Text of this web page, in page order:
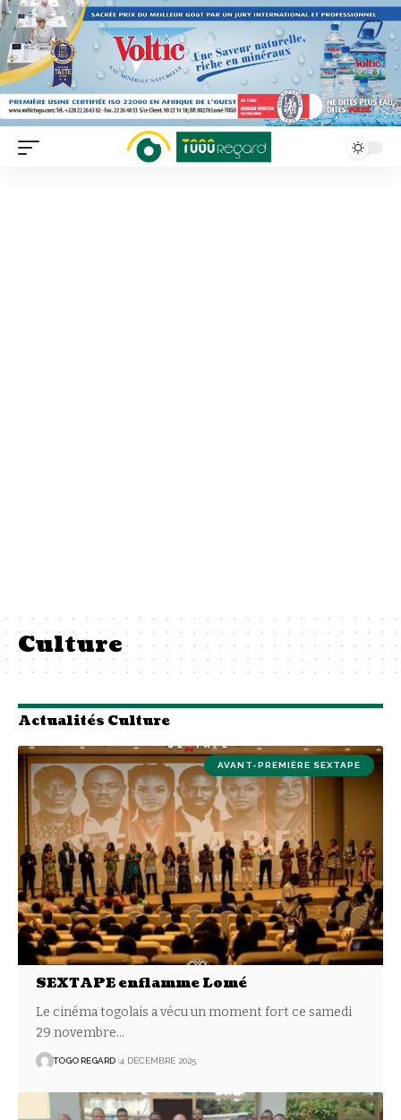
Culture
Actualités Culture
AVANT-PREMIÈRE SEXTAPE
SEXTAPE enflamme Lomé
Le cinéma togolais a vécu un moment fort ce samedi
29 novembre…
TOGO REGARD 4 DÉCEMBRE 2025